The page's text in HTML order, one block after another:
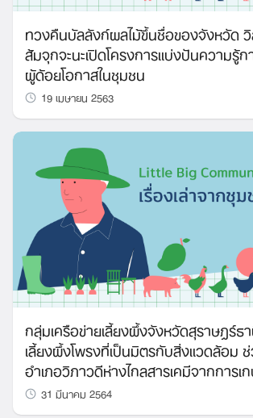
ทวงคืนบัลลังก์ผลไม้ขึ้นชื่อของจังหวัด
ส้มจุกจะนะเปิดโครงการแบ่งปันความรู้
ผู้ด้อยโอกาสในชุมชน
19 เมษายน 2563
กลุ่มเครือข่ายเลี้ยงผึ้งจังหวัดสุราษฎร์ธ
เลี้ยงผึ้งโพรงที่เป็นมิตรกับสิ่งแวดล้อม
อำเภอวิภาวดีห่างไกลสารเคมีจากการเ
31 มีนาคม 2564